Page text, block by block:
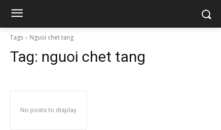
Tags Nguoi chet tang
Tag: nguoi chet tang
No posts to display